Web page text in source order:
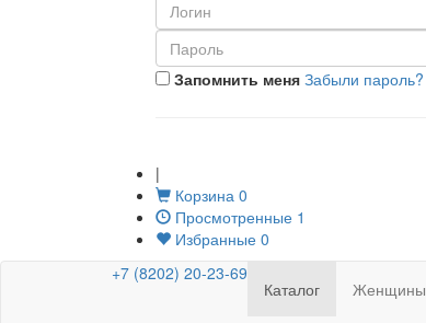
Запомнить меня Забыли пароль?
|
Корзина 0
Просмотренные 1
Избранные 0
+7 (8202) 20-23-69
Каталог Женщины